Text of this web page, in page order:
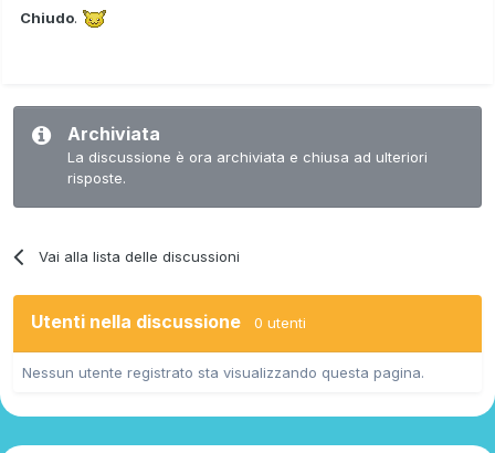
Chiudo.
Archiviata
La discussione è ora archiviata e chiusa ad ulteriori
risposte.
Vai alla lista delle discussioni
Utenti nella discussione 0 utenti
Nessun utente registrato sta visualizzando questa pagina.